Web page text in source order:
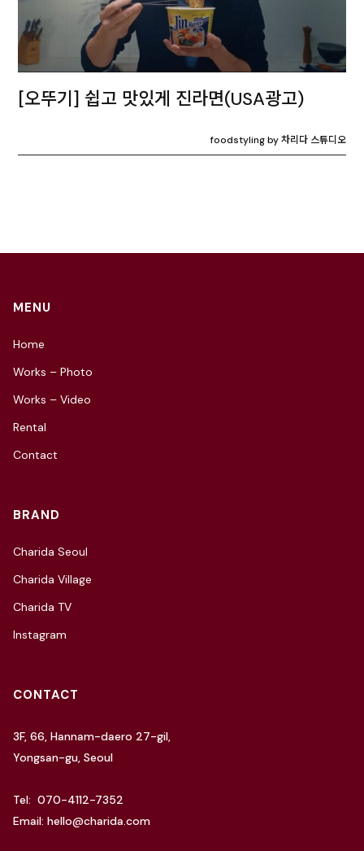
[오뚜기] 쉽고 맛있게 진라면(USA광고)
foodstyling by 차리다 스튜디오
MENU
Home
Works – Photo
Works – Video
Rental
Contact
BRAND
Charida Seoul
Charida Village
Charida TV
Instagram
CONTACT
3F, 66, Hannam-daero 27-gil,
Yongsan-gu, Seoul
Tel: 070-4112-7352
Email: hello@charida.com